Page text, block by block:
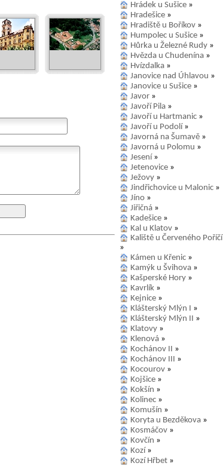
Hrádek u Sušice »
Hradešice »
Hradiště u Boříkov »
Humpolec u Sušice »
Hůrka u Železné Rudy »
Hvězda u Chudenína »
Hvízdalka »
Janovice nad Úhlavou »
Janovice u Sušice »
Javor »
Javoří Pila »
Javoří u Hartmanic »
Javoří u Podolí »
Javorná na Šumavě »
Javorná u Polomu »
Jesení »
Jetenovice »
Ježovy »
Jindřichovice u Malonic »
Jíno »
Jiřičná »
Kadešice »
Kal u Klatov »
Kaliště u Červeného Poříčí
»
Kámen u Křenic »
Kamýk u Švihova »
Kašperské Hory »
Kavrlík »
Kejnice »
Klášterský Mlýn I »
Klášterský Mlýn II »
Klatovy »
Klenová »
Kochánov II »
Kochánov III »
Kocourov »
Kojšice »
Kokšín »
Kolinec »
Komušín »
Koryta u Bezděkova »
Kosmáčov »
Kovčín »
Kozí »
Kozí Hřbet »